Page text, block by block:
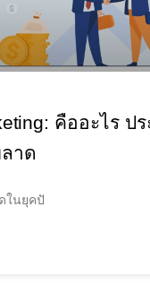
คืออะไร ป
าด
ในยุคปั